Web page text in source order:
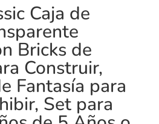
Caja de
Bricks de
Construir,
Fantasía para
Set para